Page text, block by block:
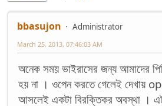
bbasujon Administrator
March 25, 2013, 07:46:03 AM
অনেক সময় ভাইরাসের জন্য আমাদের
হয় না । ওপেন করতে গেলেই দেখায়
আসলেই একটা বিরক্তিকর অবস্থা ।